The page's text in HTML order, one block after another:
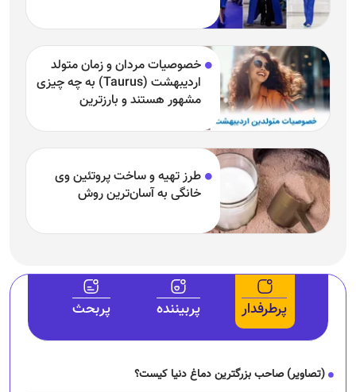
خصوصیات مردان و زمان متولد
اردیبهشت (Taurus) به چه چیزی
مشهور هستند و بارزترین
طرز تهیه و ساخت پروتئین وی
خانگی به آسان‌ترین روش
پرطرفدار پربیننده پربحث
(تصاویر) صاحب بزرگترین دماغ دنیا کیست؟